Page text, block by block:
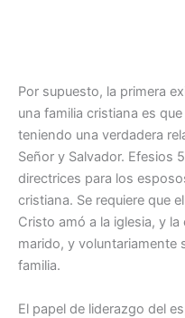
Por supuesto, la primera
una familia cristiana es
teniendo una verdadera
Señor y Salvador. Efesios
directrices para los
cristiana. Se requiere que
Cristo amó a la iglesia, y
marido, y voluntariamente
familia.
El papel de liderazgo del